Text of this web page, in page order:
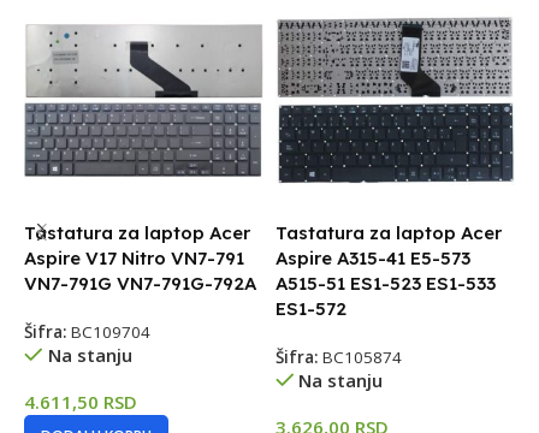
Tastatura za laptop Acer
Aspire V17 Nitro VN7-791
VN7-791G VN7-791G-792A
Šifra: BC109704
Na stanju
4.611,50 RSD
Tastatura za laptop Acer
Aspire A315-41 E5-573
A515-51 ES1-523 ES1-533
ES1-572
Šifra: BC105874
Na stanju
3.626,00 RSD